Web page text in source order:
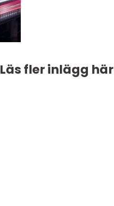
Läs fler inlägg här